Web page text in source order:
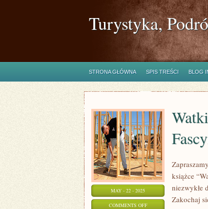
Turystyka,
STRONA GŁÓWNA SPIS TREŚCI BLOG
MAY - 22 - 2025
COMMENTS OFFON
książce
niezwykłe
Zakochaj